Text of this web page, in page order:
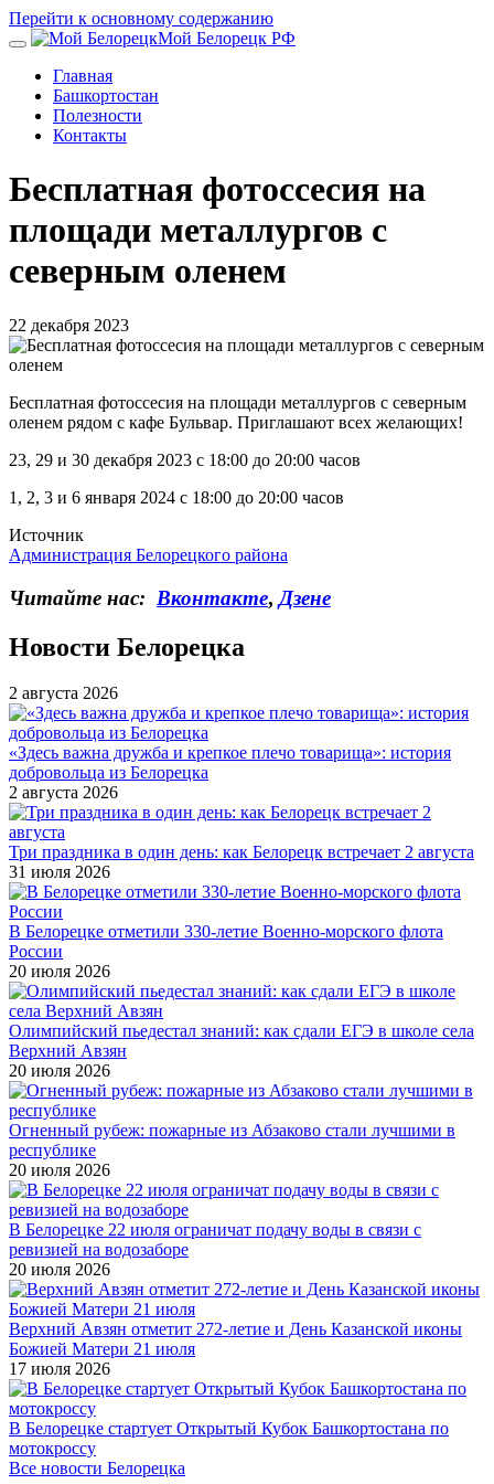
Перейти к основному содержанию
Мой Белорецк РФ
Главная
Башкортостан
Полезности
Контакты
Бесплатная фотоссесия на
площади металлургов с
северным оленем
22 декабря 2023
Бесплатная фотоссесия на площади металлургов с северным
оленем рядом с кафе Бульвар. Приглашают всех желающих!
23, 29 и 30 декабря 2023 с 18:00 до 20:00 часов
1, 2, 3 и 6 января 2024 с 18:00 до 20:00 часов
Источник
Администрация Белорецкого района
Читайте нас: Вконтакте, Дзене
Новости Белорецка
2 августа 2026
«Здесь важна дружба и крепкое плечо товарища»: история
добровольца из Белорецка
2 августа 2026
Три праздника в один день: как Белорецк встречает 2 августа
31 июля 2026
В Белорецке отметили 330-летие Военно-морского флота
России
20 июля 2026
Олимпийский пьедестал знаний: как сдали ЕГЭ в школе села
Верхний Авзян
20 июля 2026
Огненный рубеж: пожарные из Абзаково стали лучшими в
республике
20 июля 2026
В Белорецке 22 июля ограничат подачу воды в связи с
ревизией на водозаборе
20 июля 2026
Верхний Авзян отметит 272-летие и День Казанской иконы
Божией Матери 21 июля
17 июля 2026
В Белорецке стартует Открытый Кубок Башкортостана по
мотокроссу
Все новости Белорецка